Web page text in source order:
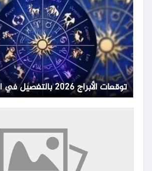
توقعات الأبراج 2026 بالتفصيل في الحب والعمل